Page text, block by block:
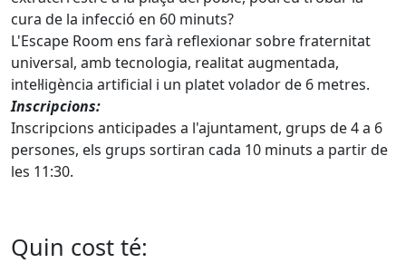
cura de la infecció en 60 minuts?
L'Escape Room ens farà reflexionar sobre fraternitat
universal, amb tecnologia, realitat augmentada,
intel·ligència artificial i un platet volador de 6 metres.
Inscripcions:
Inscripcions anticipades a l'ajuntament, grups de 4 a 6
persones, els grups sortiran cada 10 minuts a partir de
les 11:30.
Quin cost té: